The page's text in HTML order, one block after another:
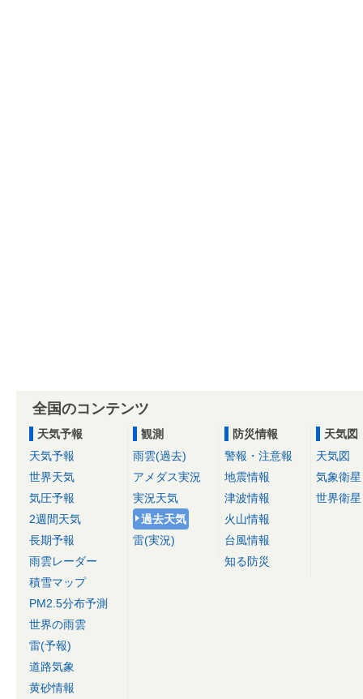
全国のコンテンツ
天気予報
天気予報
世界天気
気圧予報
2週間天気
長期予報
雨雲レーダー
積雪マップ
PM2.5分布予測
世界の雨雲
雷(予報)
道路気象
黄砂情報
観測
雨雲(過去)
アメダス実況
実況天気
過去天気
雷(実況)
防災情報
警報・注意報
地震情報
津波情報
火山情報
台風情報
知る防災
天気図
天気図
気象衛星
世界衛星